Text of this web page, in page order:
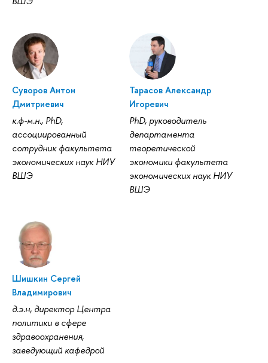
Суворов Антон
Дмитриевич
к.ф-м.н., PhD,
ассоциированный
сотрудник факультета
экономических наук НИУ
ВШЭ
Тарасов Александр
Игоревич
PhD, руководитель
департамента
теоретической
экономики факультета
экономических наук НИУ
ВШЭ
Шишкин Сергей
Владимирович
д.э.н, директор Центра
политики в сфере
здравоохранения,
заведующий кафедрой